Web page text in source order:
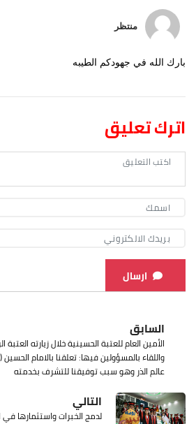
منتظر
بارك الله في جهودكم الطيبه
اترك تعليق
ارسال
السابق
الأمين العام للعتبة الحسينية خلال زيارته العتبة
واللقاء بالمسؤولين فيها: تعلقنا بالامام
عالم الذر وهو سبب توفيقنا للتشرف بخدمته
التالي
لدمج الخبرات واستثمارها في